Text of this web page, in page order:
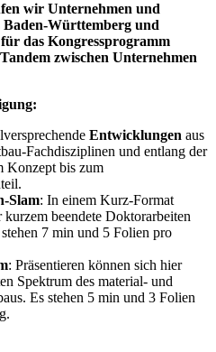
wir Unternehmen und
Baden-Württemberg und
das Kongressprogramm
zwischen Unternehmen
Entwicklungen aus
Fachdisziplinen und entlang der
Konzept bis zum
Slam: In einem Kurz-Format
beendete Doktorarbeiten
7 min und 5 Folien pro
: Präsentieren können sich hier
Spektrum des material- und
Es stehen 5 min und 3 Folien